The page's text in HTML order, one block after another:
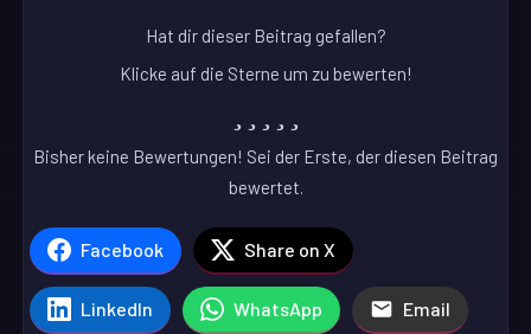
Hat dir dieser Beitrag gefallen?
Klicke auf die Sterne um zu bewerten!
Bisher keine Bewertungen! Sei der Erste, der diesen Beitrag
bewertet.
Facebook Share on X
LinkedIn WhatsApp Email